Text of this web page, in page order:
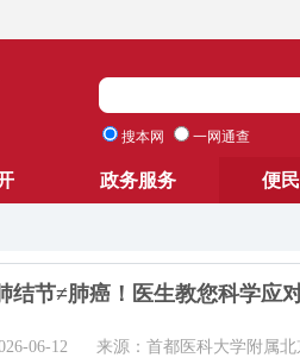
搜本网 一网通查
政务服务 便
结节≠肺癌！医生教您科学应
06-12 来源：首都医科大学附属